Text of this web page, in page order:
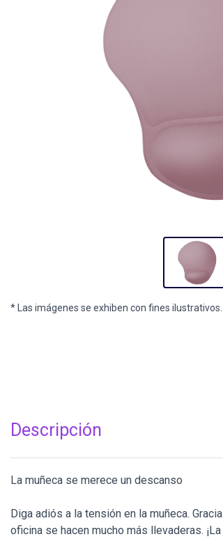
* Las imágenes se exhiben con fines ilustrativos.
Descripción
La muñeca se merece un descanso
Diga adiós a la tensión en la muñeca.
oficina se hacen mucho más llevaderas.